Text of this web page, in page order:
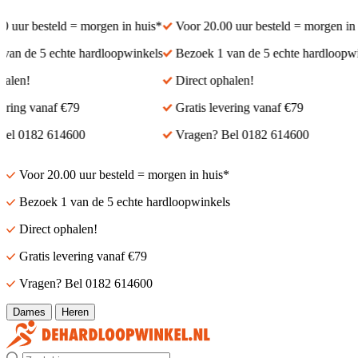
uur besteld = morgen in huis*
de 5 echte hardloopwinkels
vanaf €79
0182 614600
Voor 20.00 uur besteld = morgen in
Bezoek 1 van de 5 echte
Direct ophalen!
Gratis levering vanaf €79
Vragen? Bel 0182 614600
Voor 20.00 uur besteld = morgen in huis*
Bezoek 1 van de 5 echte hardloopwinkels
Direct ophalen!
Gratis levering vanaf €79
Vragen? Bel 0182 614600
Dames Heren